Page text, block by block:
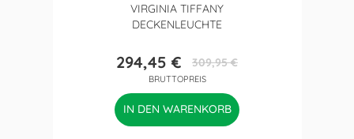
VIRGINIA TIFFANY
DECKENLEUCHTE
Preis
294,45 €Verkaufspreis
309,95 €
BRUTTOPREIS
IN DEN WARENKORB